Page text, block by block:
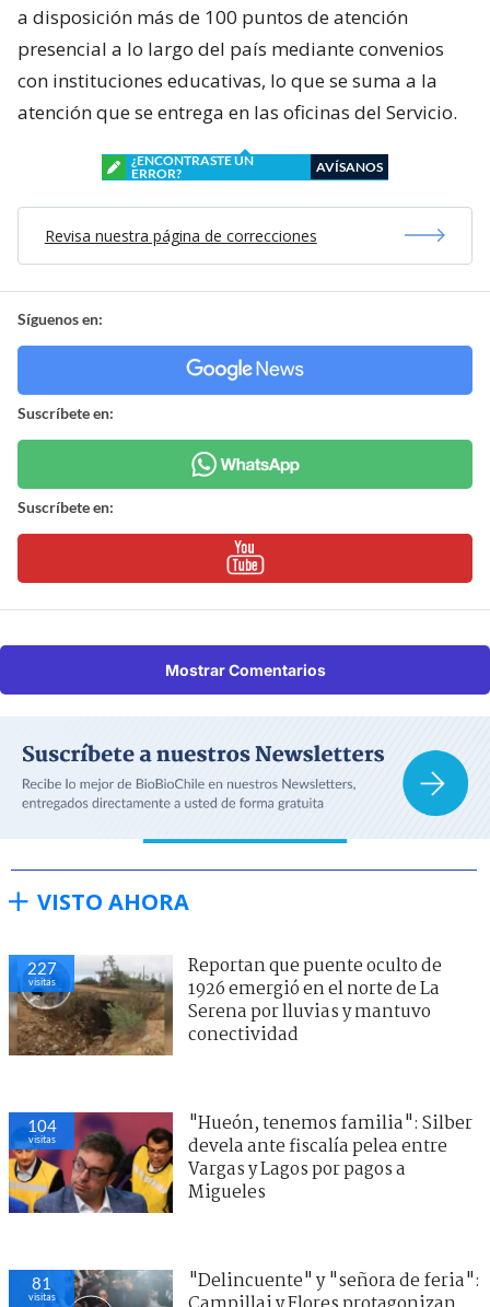
a disposición más de 100 puntos de atención
presencial a lo largo del país mediante convenios
con instituciones educativas, lo que se suma a la
atención que se entrega en las oficinas del Servicio.
¿ENCONTRASTE UN
ERROR?
AVÍSANOS
Revisa nuestra página de correcciones
Síguenos en:
Suscríbete en:
Suscríbete en:
Mostrar Comentarios
VISTO AHORA
227
visitas
Reportan que puente oculto de
1926 emergió en el norte de La
Serena por lluvias y mantuvo
conectividad
104
visitas
"Hueón, tenemos familia": Silber
devela ante fiscalía pelea entre
Vargas y Lagos por pagos a
Migueles
81
visitas
"Delincuente" y "señora de feria":